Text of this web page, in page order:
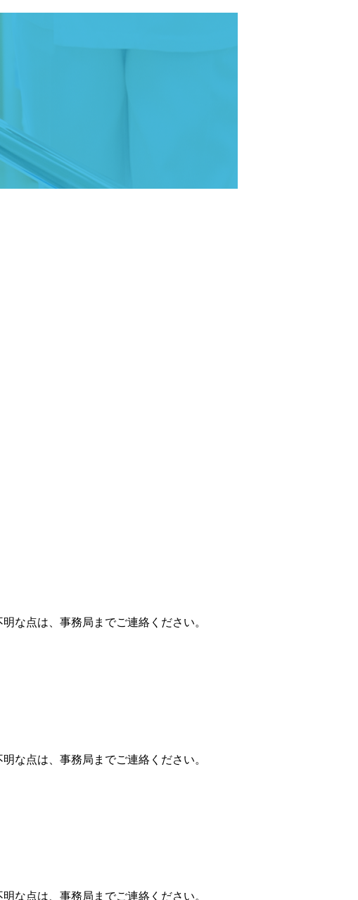
な点は、事務局までご連絡ください。
な点は、事務局までご連絡ください。
な点は、事務局までご連絡ください。